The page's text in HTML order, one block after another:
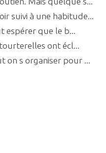
suivi à une habitude...
espérer que le b...
ont écl...
on s organiser pour ...